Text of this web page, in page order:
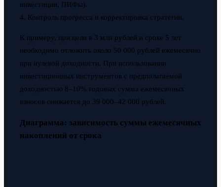
инвестиции, ПИФы).
4. Контроль прогресса и корректировка стратегии.
К примеру, при цели в 3 млн рублей и сроке 5 лет
необходимо отложить около 50 000 рублей ежемесячно
при нулевой доходности. При использовании
инвестиционных инструментов с предполагаемой
доходностью 8–10% годовых сумма ежемесячных
взносов снижается до 39 000–42 000 рублей.
Диаграмма: зависимость суммы ежемесячных
накоплений от срока